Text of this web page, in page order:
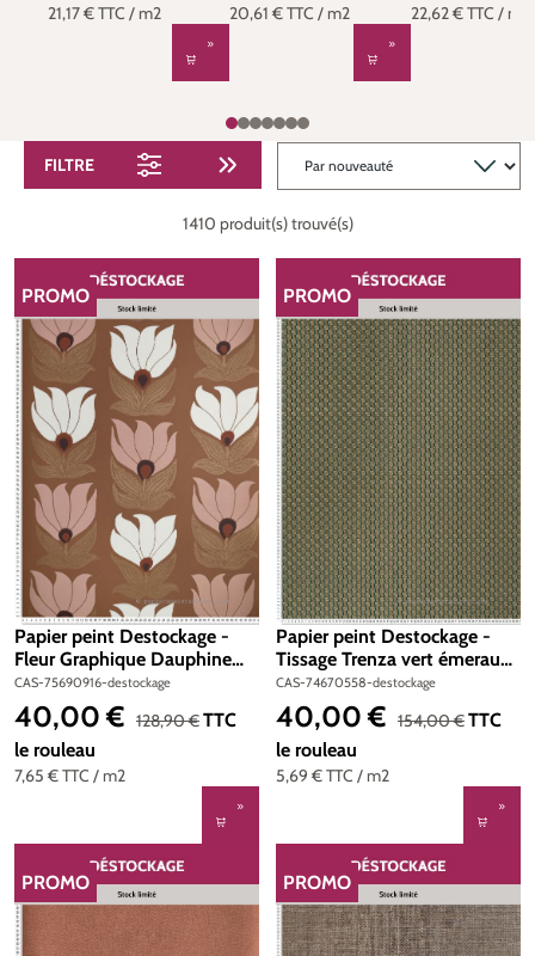
21,17 €TTC / m2 20,61 €TTC / m2 22,62 €TTC / m2
FILTRE
1410 produit(s) trouvé(s)
RÉDUCTION
PROMO
Papier peint Destockage -
Fleur Graphique Dauphine
ambre nude - Square Jasmin
de Casamance
CAS-75690916-destockage
7,65 €TTC / m2
Prix de vente :
40,00 € Prix régulier :
128,90 €TTC
le rouleau
RÉDUCTION
PROMO
Papier peint Destockage -
Tissage Trenza vert émeraude
- Manille de Casamance
CAS-74670558-destockage
5,69 €TTC / m2
Prix de vente :
40,00 € Prix régulier :
154,00 €TTC
le rouleau
RÉDUCTION
PROMO
RÉDUCTION
PROMO